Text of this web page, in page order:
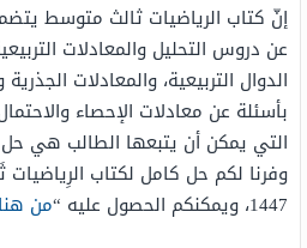
إنّ كتاب الرياضيات ثالث متوسط
عن دروس التحليل والمعادلات
الدوال التربيعية، والمعادلات
بأسئلة عن معادلات الإحصاء
التي يمكن أن يتبعها الطالب هي حل
وفرنا لكم حل كامل لكتاب
1447، ويمكنكم الحصول عليه “
من هنا